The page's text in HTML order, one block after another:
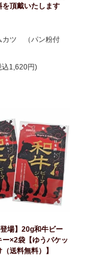
を頂戴いたします
カツ （パン粉付
込1,620円)
登場】20g和牛ビー
ー×2袋【ゆうパケッ
（送料無料）】